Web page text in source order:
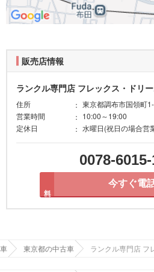
販売店情報
ランクル専門店 フレックス・ドリ
住所
東京都調布市国領町
営業時間
10:00～19:00
定休日
水曜日(祝日の場合営
0078-
今すぐ電
東京都の中古車 ランクル専門店 フ